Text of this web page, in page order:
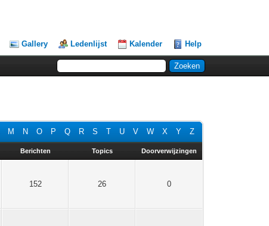
Gallery Ledenlijst Kalender Help
M N O P Q R S T U V W X Y Z
Berichten Topics Doorverwijzingen
152 26 0